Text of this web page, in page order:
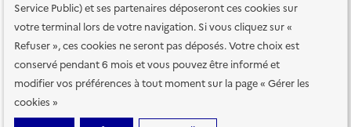
Service Public) et ses partenaires déposeront ces cookies sur
votre terminal lors de votre navigation. Si vous cliquez sur «
Refuser », ces cookies ne seront pas déposés. Votre choix est
conservé pendant 6 mois et vous pouvez être informé et
modifier vos préférences à tout moment sur la page « Gérer les
cookies »
Plan du site Accessibilité : totalement conforme
Accessibilité des
services en ligne Mentions légales Données personnelles et sécurité
Conditions générales d'utilisation Gestion des cookies
Sauf mention contraire, tous les contenus de ce site sont sous